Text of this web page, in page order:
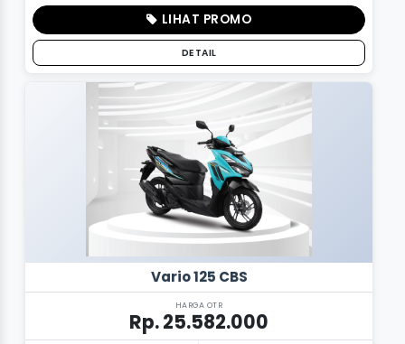
LIHAT PROMO
DETAIL
Vario 125 CBS
HARGA OTR
Rp. 25.582.000